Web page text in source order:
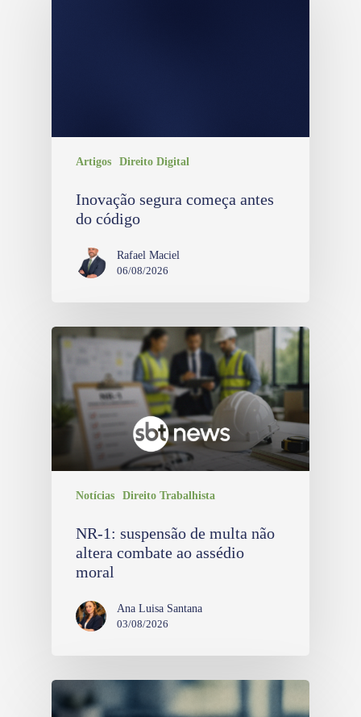
Artigos Direito Digital
Inovação segura começa antes
do código
Rafael Maciel
06/08/2026
Notícias Direito Trabalhista
NR-1: suspensão de multa não
altera combate ao assédio
moral
Ana Luisa Santana
03/08/2026